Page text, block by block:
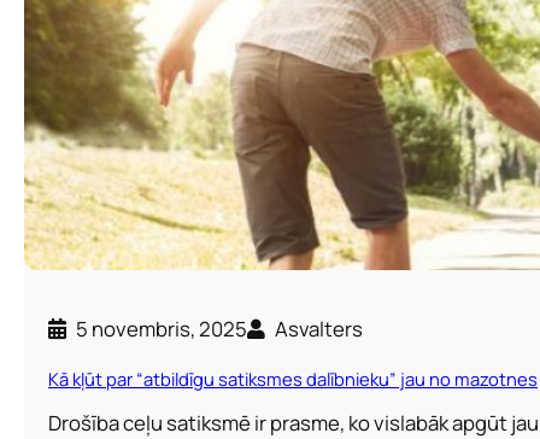
5 novembris, 2025 Asvalters
Kā kļūt par “atbildīgu satiksmes dalībnieku” jau no mazotnes
Drošība ceļu satiksmē ir prasme, ko vislabāk apgūt